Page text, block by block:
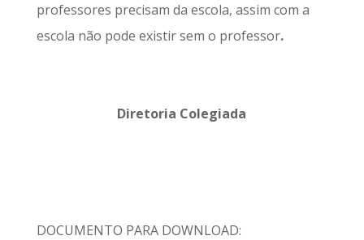
professores precisam da escola, assim com a
escola não pode existir sem o professor.
Diretoria Colegiada
DOCUMENTO PARA DOWNLOAD: